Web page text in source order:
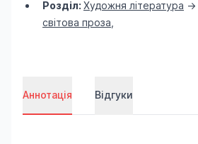
Розділ: Художня література ->
світова проза
Аннотація Відгуки